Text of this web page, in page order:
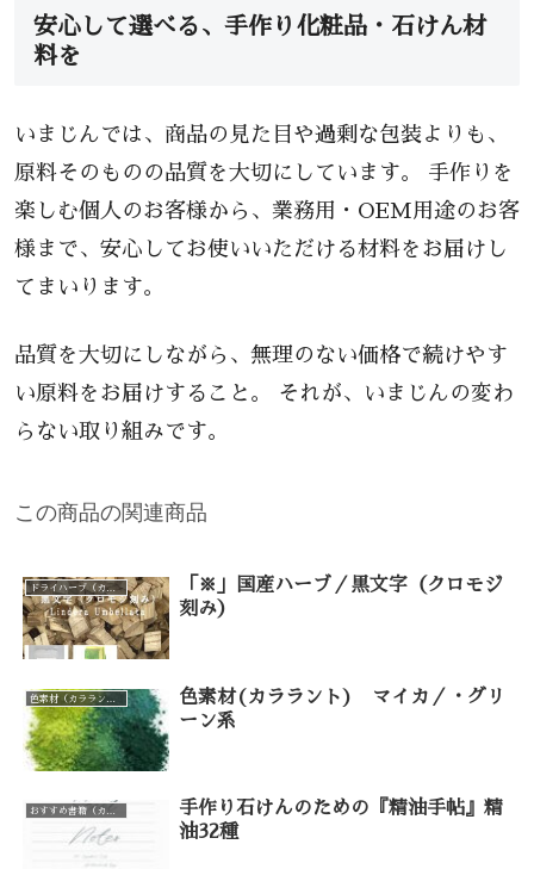
安心して選べる、手作り化粧品・石けん材
料を
いまじんでは、商品の見た目や過剰な包装よりも、
原料そのものの品質を大切にしています。 手作りを
楽しむ個人のお客様から、業務用・OEM用途のお客
様まで、安心してお使いいただける材料をお届けし
てまいります。
品質を大切にしながら、無理のない価格で続けやす
い原料をお届けすること。 それが、いまじんの変わ
らない取り組みです。
この商品の関連商品
ドライハーブ（カテゴリー一覧）
「※」国産ハーブ／黒文字（クロモジ
刻み）
色素材(カララント) マイカ／・グリ
ーン系
手作り石けんのための『精油手帖』精
油32種